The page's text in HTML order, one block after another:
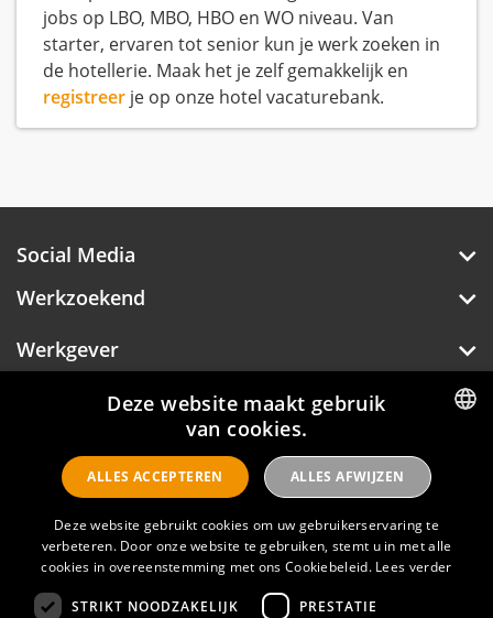
jobs op LBO, MBO, HBO en WO niveau. Van
starter, ervaren tot senior kun je werk zoeken in
de hotellerie. Maak het je zelf gemakkelijk en
registreer je op onze hotel vacaturebank.
Social Media
Werkzoekend
Werkgever
Over Hotelprofessionals
Hotelprofessionals
FAQ
Privacyverklaring
DUTCH
ENGLISH
Deze website maakt gebruik
van cookies.
Deze website gebruikt cookies om uw gebruikerservaring te
verbeteren. Door onze website te gebruiken, stemt u in met alle
cookies in overeenstemming met ons Cookiebeleid. Lees verder
STRIKT NOODZAKELIJK PRESTATIE
ALLES ACCEPTEREN ALLES AFWIJZEN